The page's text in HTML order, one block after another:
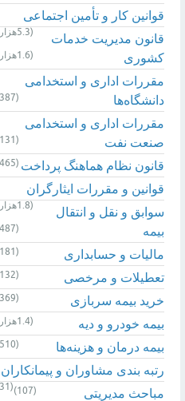
قوانین کار و تأمین اجتماعی
(5.3هزار)
قانون مدیریت خدمات
کشوری
(1.6هزار)
مقررات اداری و استخدامی
دانشگاه‌ها
(387)
مقررات اداری و استخدامی
صنعت نفت
(131)
قانون نظام هماهنگ پرداخت (465)
قوانین و مقررات ایثارگران
(1.8هزار)
سوابق و نقل و انتقال
بیمه‌
(487)
مالیات و حسابداری (181)
تعطیلات و مرخصی (132)
خرید بیمه سربازی (369)
بیمه خودرو و دیه (1.4هزار)
بیمه درمان و هزینه‌ها (510)
رتبه بندی مشاوران و پیمانکاران
(31) مباحث مدیریتی (107)